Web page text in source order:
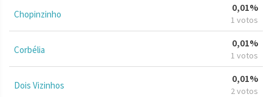
Chopinzinho
0,01%
1 votos
Corbélia
0,01%
1 votos
Dois Vizinhos
0,01%
2 votos